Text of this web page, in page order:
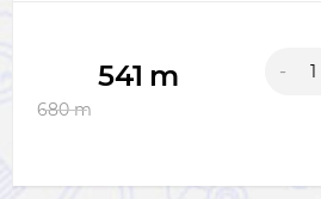
541 m
680 m
-